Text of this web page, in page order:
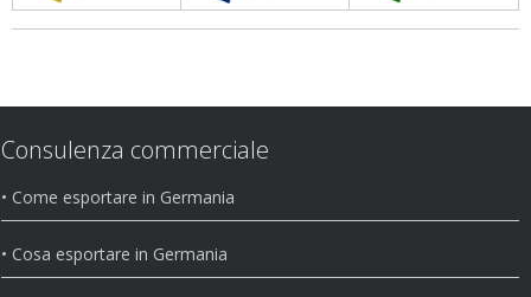
Consulenza commerciale
• Come esportare in Germania
• Cosa esportare in Germania